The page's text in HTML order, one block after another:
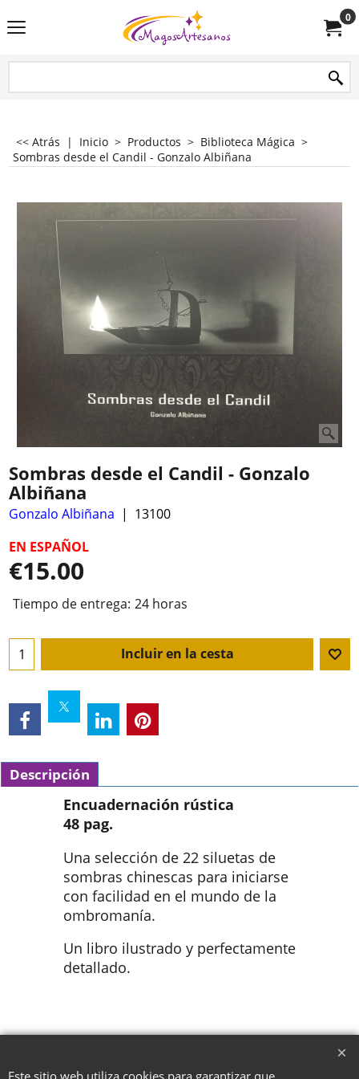
0
<< Atrás | Inicio > Productos > Biblioteca Mágica >
Sombras desde el Candil - Gonzalo Albiñana
Sombras desde el Candil - Gonzalo
Albiñana
Gonzalo Albiñana
13100
EN ESPAÑOL
€15.00
Tiempo de entrega: 24 horas
Incluir en la cesta
Descripción
Encuadernación rústica
48 pag.
Una selección de 22 siluetas de
sombras chinescas para iniciarse
con facilidad en el mundo de la
ombromanía.
Un libro ilustrado y perfectamente
detallado.